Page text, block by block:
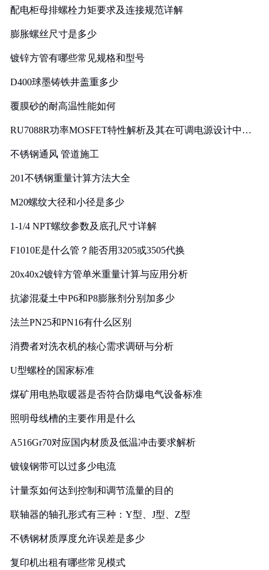
配电柜母排螺栓力矩要求及连接规范详解
膨胀螺丝尺寸是多少
镀锌方管有哪些常见规格和型号
D400球墨铸铁井盖重多少
覆膜砂的耐高温性能如何
RU7088R功率MOSFET特性解析及其在可调电源设计中的
不锈钢通风 管道施工
201不锈钢重量计算方法大全
M20螺纹大径和小径是多少
1-1/4 NPT螺纹参数及底孔尺寸详解
F1010E是什么管？能否用3205或3505代换
20x40x2镀锌方管单米重量计算与应用分析
抗渗混凝土中P6和P8膨胀剂分别加多少
法兰PN25和PN16有什么区别
消费者对洗衣机的核心需求调研与分析
U型螺栓的国家标准
煤矿用电热取暖器是否符合防爆电气设备标准
照明母线槽的主要作用是什么
A516Gr70对应国内材质及低温冲击要求解析
镀镍钢带可以过多少电流
计量泵如何达到控制和调节流量的目的
联轴器的轴孔形式有三种：Y型、J型、Z型
不锈钢材质厚度允许误差是多少
复印机出租有哪些常见模式